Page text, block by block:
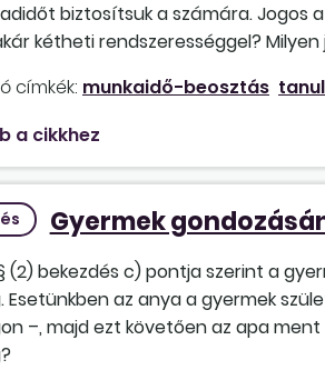
biztosítsuk a számára. Jogos
kétheti rendszerességgel?
címkék: munkaidő-beosztás
a cikkhez
Gyermek
§ (2) bekezdés c) pontja szerint a
Esetünkben az anya a gyermek
–, majd ezt követően az apa